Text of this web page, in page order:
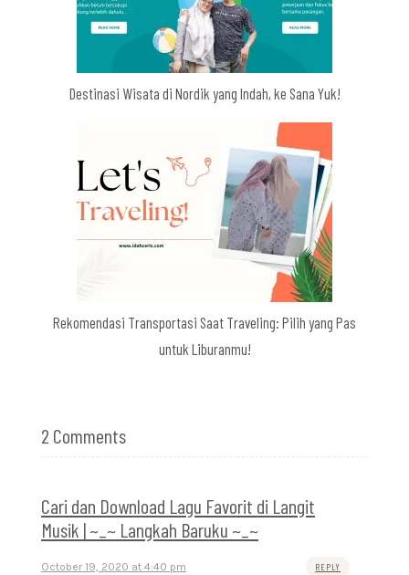
Destinasi Wisata di Nordik yang Indah, ke Sana Yuk!
Rekomendasi Transportasi Saat Traveling: Pilih yang Pas
untuk Liburanmu!
2 Comments
Cari dan Download Lagu Favorit di Langit
Musik | ~_~ Langkah Baruku ~_~
October 19, 2020 at 4:40 pm REPLY